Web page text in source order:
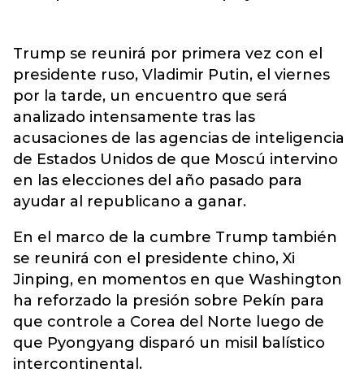
Trump se reunirá por primera vez con el
presidente ruso, Vladimir Putin, el viernes
por la tarde, un encuentro que será
analizado intensamente tras las
acusaciones de las agencias de inteligencia
de Estados Unidos de que Moscú intervino
en las elecciones del año pasado para
ayudar al republicano a ganar.
En el marco de la cumbre Trump también
se reunirá con el presidente chino, Xi
Jinping, en momentos en que Washington
ha reforzado la presión sobre Pekín para
que controle a Corea del Norte luego de
que Pyongyang disparó un misil balístico
intercontinental.